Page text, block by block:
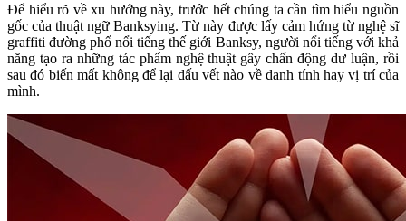
Để hiểu rõ về xu hướng này, trước hết chúng ta cần tìm hiểu nguồn
gốc của thuật ngữ Banksying. Từ này được lấy cảm hứng từ nghệ sĩ
graffiti đường phố nổi tiếng thế giới Banksy, người nổi tiếng với khả
năng tạo ra những tác phẩm nghệ thuật gây chấn động dư luận, rồi
sau đó biến mất không để lại dấu vết nào về danh tính hay vị trí của
mình.